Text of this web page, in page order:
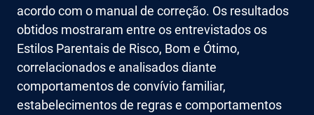
acordo com o manual de correção. Os resultados
obtidos mostraram entre os entrevistados os
Estilos Parentais de Risco, Bom e Ótimo,
correlacionados e analisados diante
comportamentos de convívio familiar,
estabelecimentos de regras e comportamentos